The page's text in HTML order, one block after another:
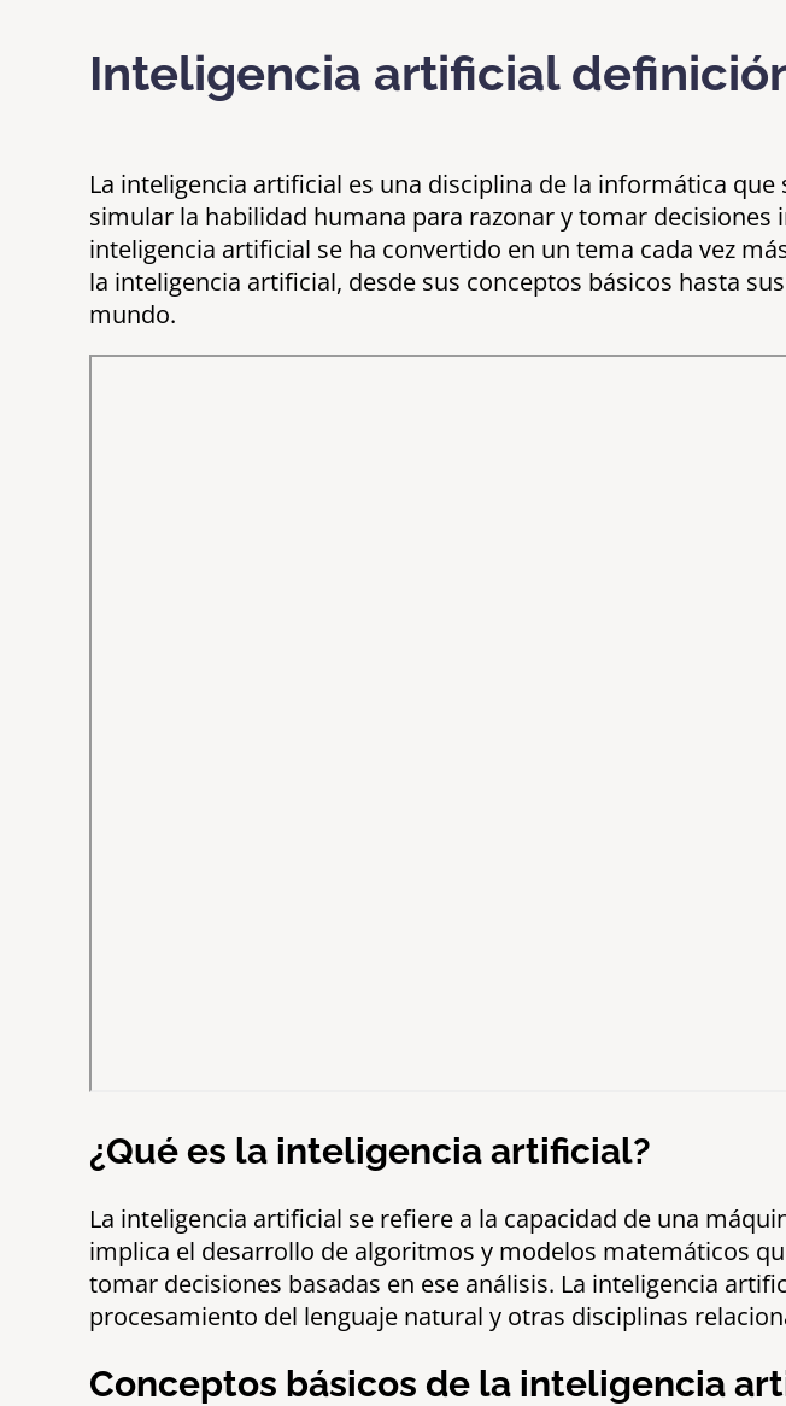
Inteligencia artificial
La inteligencia artificial es una disciplina de la informática
simular la habilidad humana para razonar y tomar
inteligencia artificial se ha convertido en un tema cada vez
la inteligencia artificial, desde sus conceptos básicos hasta
mundo.
¿Qué es la inteligencia artificial?
La inteligencia artificial se refiere a la capacidad de una
implica el desarrollo de algoritmos y modelos matemáticos
tomar decisiones basadas en ese análisis. La inteligencia
procesamiento del lenguaje natural y otras disciplinas
Conceptos básicos de la inteligencia